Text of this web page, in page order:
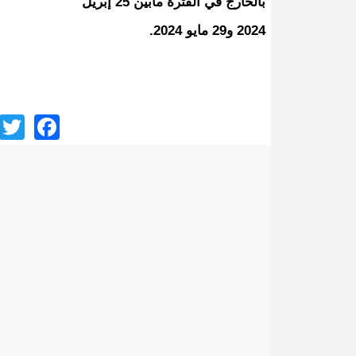
2024 و29 مايو 2024.